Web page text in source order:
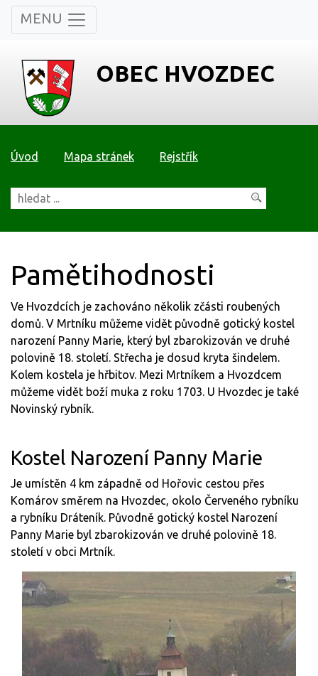
MENU
OBEC HVOZDEC
Úvod Mapa stránek Rejstřík
Pamětihodnosti
Ve Hvozdcích je zachováno několik zčásti roubených
domů. V Mrtníku můžeme vidět původně gotický kostel
narození Panny Marie, který byl zbarokizován ve druhé
polovině 18. století. Střecha je dosud kryta šindelem.
Kolem kostela je hřbitov. Mezi Mrtníkem a Hvozdcem
můžeme vidět boží muka z roku 1703. U Hvozdec je také
Novinský rybník.
Kostel Narození Panny Marie
Je umístěn 4 km západně od Hořovic cestou přes
Komárov směrem na Hvozdec, okolo Červeného rybníku
a rybníku Dráteník. Původně gotický kostel Narození
Panny Marie byl zbarokizován ve druhé polovině 18.
století v obci Mrtník.